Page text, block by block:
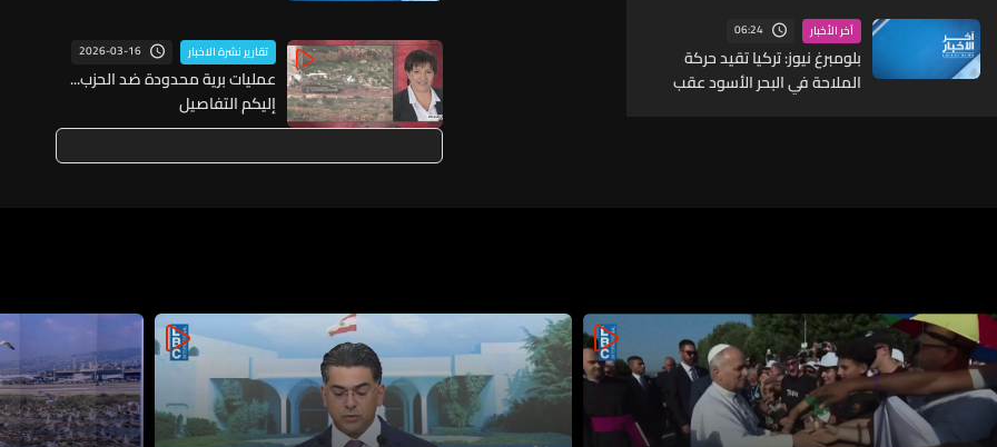
هرمز
آخر الأخبار 06:24
بلومبرغ نيوز: تركيا تقيد حركة
الملاحة في البحر الأسود عقب
تقارير نشرة الاخبار 2026-03-16
عمليات برية محدودة ضد الحزب...
إليكم التفاصيل